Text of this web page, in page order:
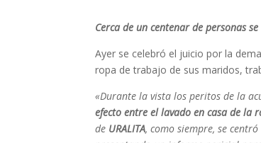
Cerca de un centenar de personas
Ayer se celebró el juicio por la
ropa de trabajo de sus maridos,
«Durante la vista los peritos de la
efecto entre el lavado en casa de la
de URALITA, como siempre, se